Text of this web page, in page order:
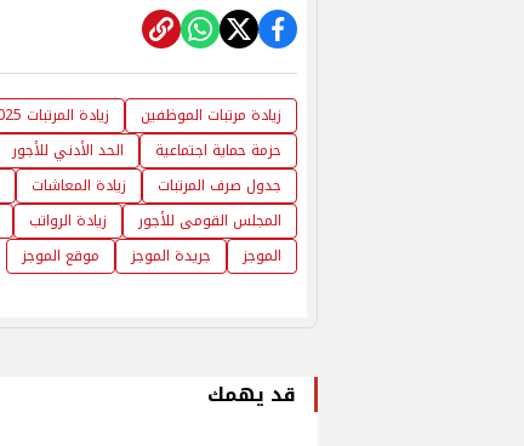
زيادة مرتبات الموظفين زيادة المرتبات 2025
حزمة حماية اجتماعية
الحد الأدني للأجور
جدول صرف المرتبات
زيادة المعاشات
المجلس القومى للأجور
زيادة الرواتب
الموجز
جريدة الموجز موقع الموجز
قد يهمك